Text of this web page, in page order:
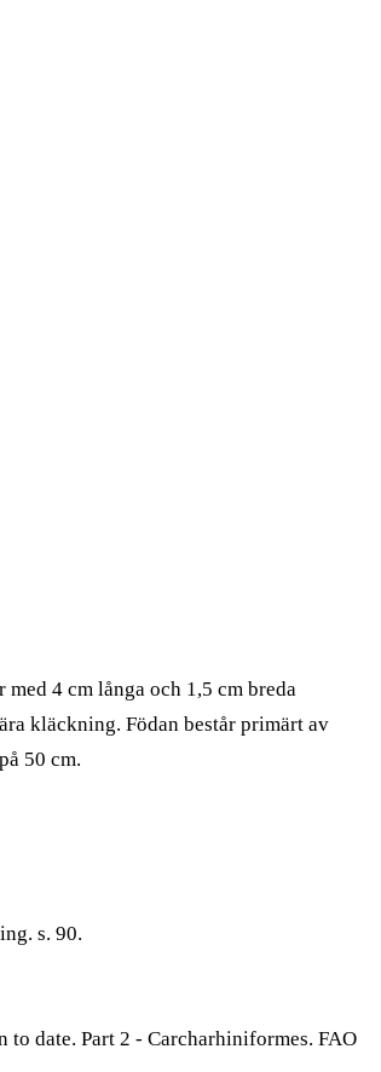
4 cm långa och 1,5 cm breda
kläckning. Födan består primärt av
50 cm.
s. 90.
to date. Part 2 - Carcharhiniformes. FAO